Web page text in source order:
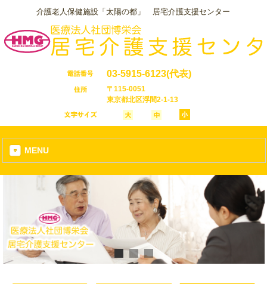
介護老人保健施設「太陽の都」 居宅介護支援センター
03-5915-6123(代表)
〒115-0051
東京都北区浮間2-1-13
MENU